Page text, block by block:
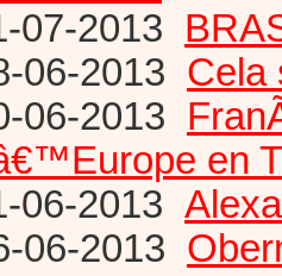
07-2013
06-2013 Cela
06-2013
en
06-2013
06-2013